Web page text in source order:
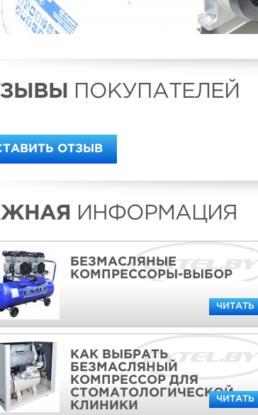
ПОКУПАТЕЛЕЙ
ОТЗЫВ
ИНФОРМАЦИЯ
БЕЗМАСЛЯНЫЕ
КОМПРЕССОРЫ-ВЫБОР
ЧИТАТЬ
КАК ВЫБРАТЬ
БЕЗМАСЛЯНЫЙ
КОМПРЕССОР ДЛЯ
СТОМАТОЛОГИЧЕСКОЙ
КЛИНИКИ
ЧИТАТЬ